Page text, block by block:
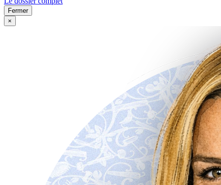
Fermer
×